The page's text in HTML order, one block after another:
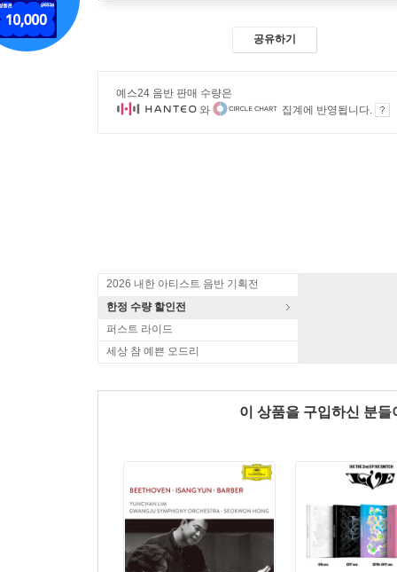
공유하기
예스24 음반 판매 수량은
와
집계에 반영됩니다.
2026 내한 아티스트 음반 기획전
한정 수량 할인전
퍼스트 라이드
세상 참 예쁜 오드리
이 상품을 구입하신 분